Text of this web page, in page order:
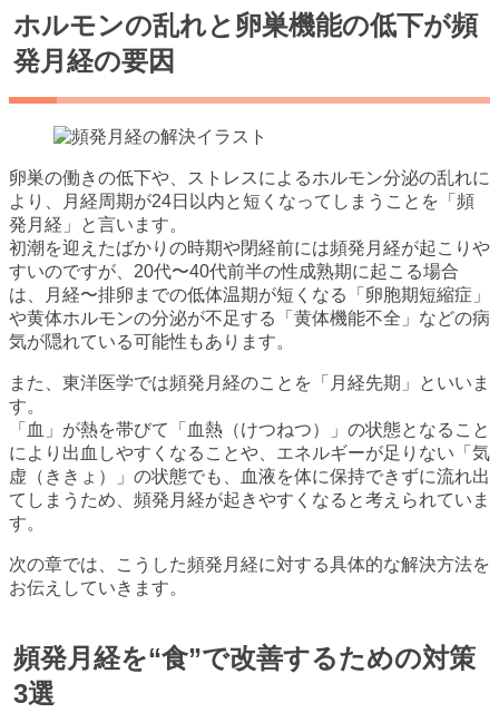
ホルモンの乱れと卵巣機能の低下が頻
発月経の要因
卵巣の働きの低下や、ストレスによるホルモン分泌の乱れに
より、月経周期が24日以内と短くなってしまうことを「頻
発月経」と言います。
初潮を迎えたばかりの時期や閉経前には頻発月経が起こりや
すいのですが、20代〜40代前半の性成熟期に起こる場合
は、月経〜排卵までの低体温期が短くなる「卵胞期短縮症」
や黄体ホルモンの分泌が不足する「黄体機能不全」などの病
気が隠れている可能性もあります。
また、東洋医学では頻発月経のことを「月経先期」といいま
す。
「血」が熱を帯びて「血熱（けつねつ）」の状態となること
により出血しやすくなることや、エネルギーが足りない「気
虚（ききょ）」の状態でも、血液を体に保持できずに流れ出
てしまうため、頻発月経が起きやすくなると考えられていま
す。
次の章では、こうした頻発月経に対する具体的な解決方法を
お伝えしていきます。
頻発月経を“食”で改善するための対策
3選